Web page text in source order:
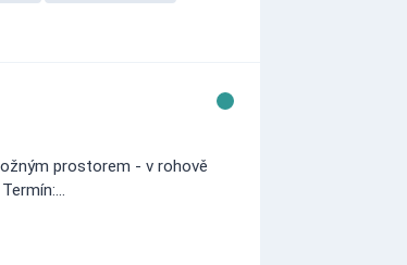
prostorem - v rohově